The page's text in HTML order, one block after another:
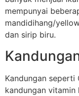
mempunyai
mandidihang/
dan sirip biru.
Kandungan seperti
kandungan